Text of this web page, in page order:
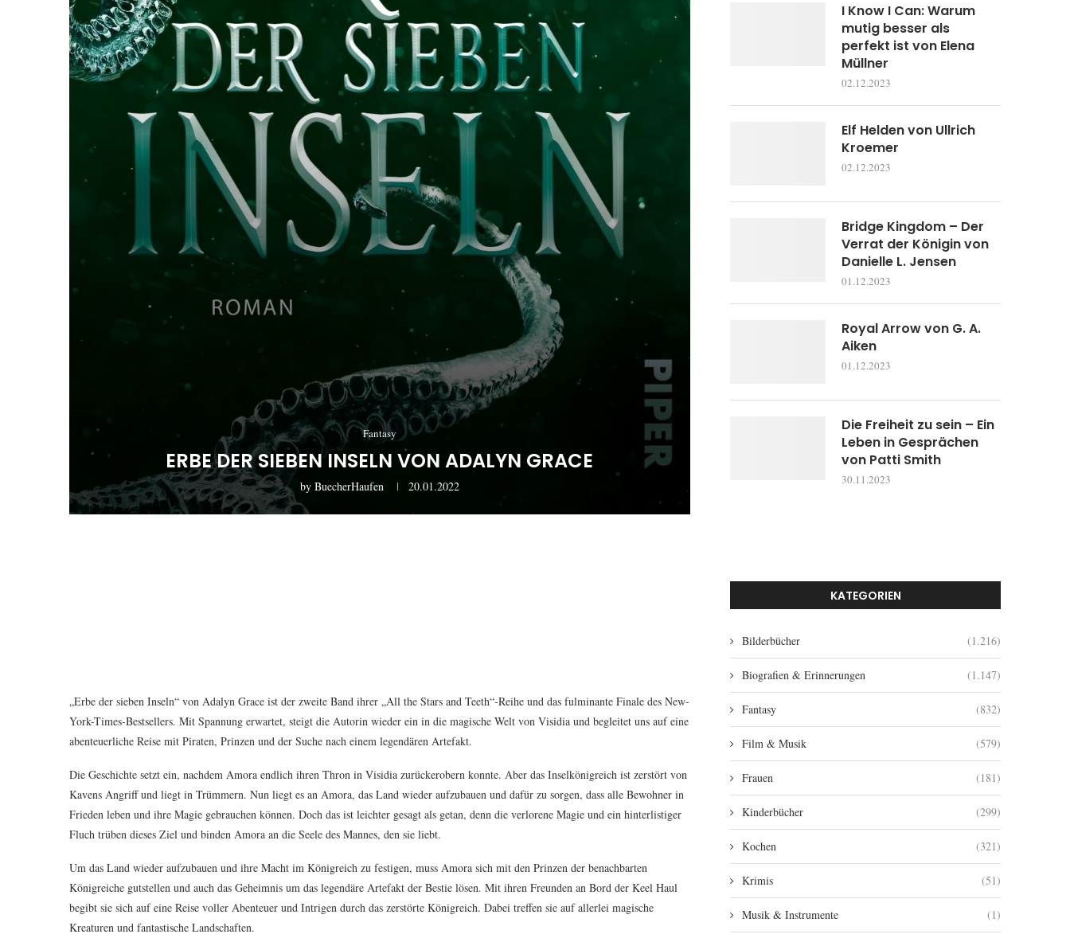
Fantasy
ERBE DER SIEBEN INSELN VON ADALYN GRACE
by BuecherHaufen 20.01.2022
„Erbe der sieben Inseln“ von Adalyn Grace ist der zweite Band ihrer „All the Stars and Teeth“-Reihe und das fulminante Finale des New-
York-Times-Bestsellers. Mit Spannung erwartet, steigt die Autorin wieder ein in die magische Welt von Visidia und begleitet uns auf eine
abenteuerliche Reise mit Piraten, Prinzen und der Suche nach einem legendären Artefakt.
Die Geschichte setzt ein, nachdem Amora endlich ihren Thron in Visidia zurückerobern konnte. Aber das Inselkönigreich ist zerstört von
Kavens Angriff und liegt in Trümmern. Nun liegt es an Amora, das Land wieder aufzubauen und dafür zu sorgen, dass alle Bewohner in
Frieden leben und ihre Magie gebrauchen können. Doch das ist leichter gesagt als getan, denn die verlorene Magie und ein hinterlistiger
Fluch trüben dieses Ziel und binden Amora an die Seele des Mannes, den sie liebt.
Um das Land wieder aufzubauen und ihre Macht im Königreich zu festigen, muss Amora sich mit den Prinzen der benachbarten
Königreiche gutstellen und auch das Geheimnis um das legendäre Artefakt der Bestie lösen. Mit ihren Freunden an Bord der Keel Haul
begibt sie sich auf eine Reise voller Abenteuer und Intrigen durch das zerstörte Königreich. Dabei treffen sie auf allerlei magische
Kreaturen und fantastische Landschaften.
I Know I Can: Warum
mutig besser als
perfekt ist von Elena
Müllner
02.12.2023
Elf Helden von Ullrich
Kroemer
02.12.2023
Bridge Kingdom – Der
Verrat der Königin von
Danielle L. Jensen
01.12.2023
Royal Arrow von G. A.
Aiken
01.12.2023
Die Freiheit zu sein – Ein
Leben in Gesprächen
von Patti Smith
30.11.2023
KATEGORIEN
Bilderbücher (1.216)
Biografien & Erinnerungen (1.147)
Fantasy (832)
Film & Musik (579)
Frauen (181)
Kinderbücher (299)
Kochen (321)
Krimis (51)
Musik & Instrumente (1)